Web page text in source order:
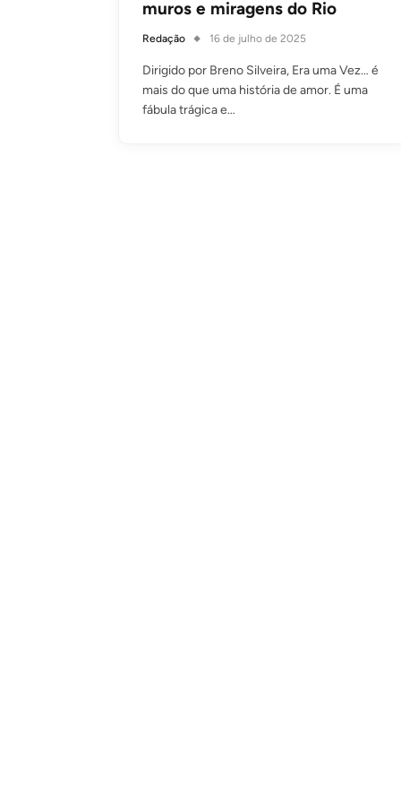
muros e miragens do Rio
Redação 16 de julho de 2025
Dirigido por Breno Silveira, Era uma Vez… é
mais do que uma história de amor. É uma
fábula trágica e…